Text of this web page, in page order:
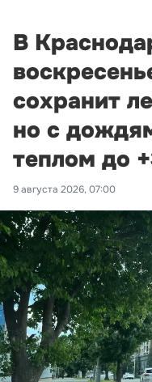
В
сохранит
но с
теплом до
9 августа 2026, 07:00